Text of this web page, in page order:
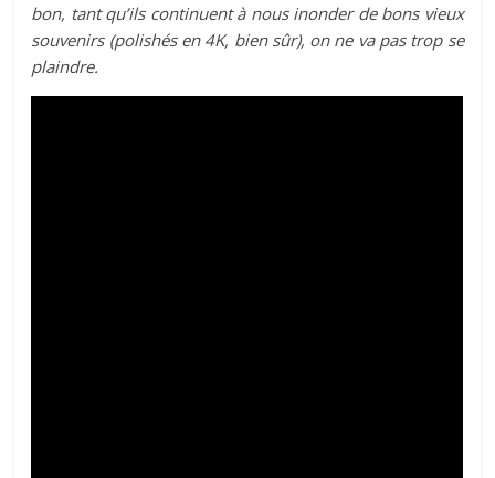
bon, tant qu’ils continuent à nous inonder de bons vieux
souvenirs (polishés en 4K, bien sûr), on ne va pas trop se
plaindre.